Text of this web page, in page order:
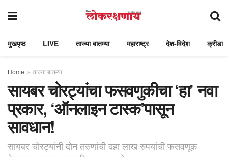
मुखपृष्ठ LIVE ताज्या बातम्या महाराष्ट्र देश-विदेश क्रीडा
Home ताज्या बातम्या
सायबर चोरट्यांचा फसवणुकीचा ‘हा’ नवा
प्रकार, ‘ऑनलाइन टास्क’पासून
सावधान!
सायबर चोरट्यांनी दोन तरुणांची दहा लाख रुपयांची फसवणूक